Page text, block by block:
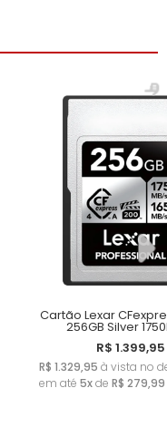
Cartão Lexar
256GB Silver
R$ 1.399,95
R$ 1.329,95 à vista no
em até 5xde R$ 279,99